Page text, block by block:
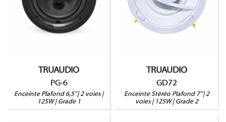
TRUAUDIO
PG-6
Enceinte Plafond 6,5''| 2 voies |
125W | Grade 1
125W@8Ω
Profondeur : 91mm
Vendue à l'unité
TRUAUDIO
GD72
Enceinte Stéréo Plafond 7''| 2
voies | 125W | Grade 2
Enceinte Stéréo
125W@8Ω
Profondeur : 100mm
2 Tweeters pivotants